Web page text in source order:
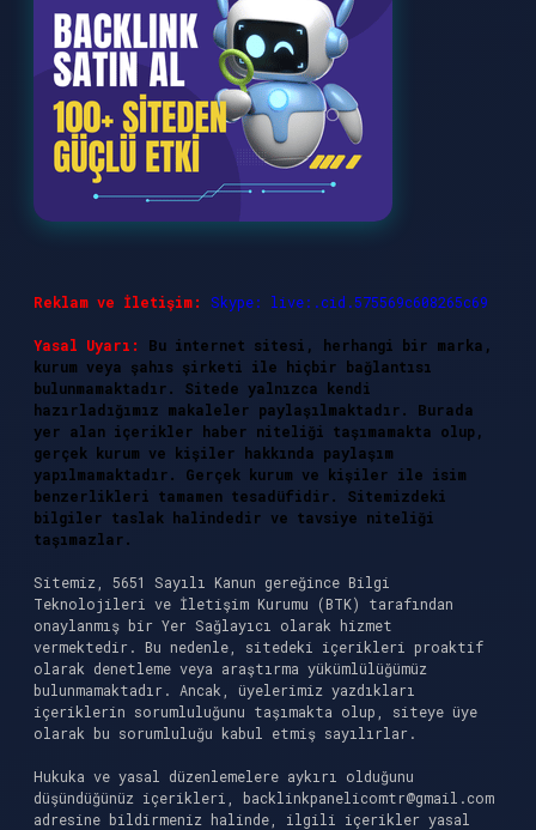
Reklam ve İletişim: Skype: live:.cid.575569c608265c69
Yasal Uyarı:
Bu internet sitesi, herhangi bir marka,
kurum veya şahıs şirketi ile hiçbir bağlantısı
bulunmamaktadır. Sitede yalnızca kendi
hazırladığımız makaleler paylaşılmaktadır. Burada
yer alan içerikler haber niteliği taşımamakta olup,
gerçek kurum ve kişiler hakkında paylaşım
yapılmamaktadır. Gerçek kurum ve kişiler ile isim
benzerlikleri tamamen tesadüfidir. Sitemizdeki
bilgiler taslak halindedir ve tavsiye niteliği
taşımazlar.
Sitemiz, 5651 Sayılı Kanun gereğince Bilgi
Teknolojileri ve İletişim Kurumu (BTK) tarafından
onaylanmış bir Yer Sağlayıcı olarak hizmet
vermektedir. Bu nedenle, sitedeki içerikleri proaktif
olarak denetleme veya araştırma yükümlülüğümüz
bulunmamaktadır. Ancak, üyelerimiz yazdıkları
içeriklerin sorumluluğunu taşımakta olup, siteye üye
olarak bu sorumluluğu kabul etmiş sayılırlar.
Hukuka ve yasal düzenlemelere aykırı olduğunu
düşündüğünüz içerikleri, backlinkpanelicomtr@gmail.com
adresine bildirmeniz halinde, ilgili içerikler yasal